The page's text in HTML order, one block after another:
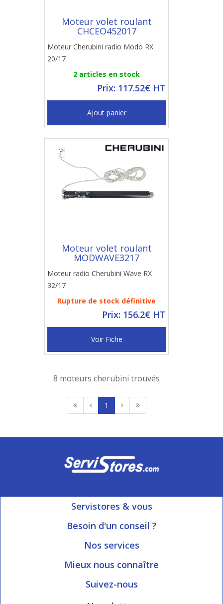
Moteur volet roulant
CHCEO452017
Moteur Cherubini radio Modo RX
20/17
2 articles en stock
Prix: 117.52€ HT
Ajout panier
Moteur volet roulant
MODWAVE3217
Moteur radio Cherubini Wave RX
32/17
Rupture de stock définitive
Prix: 156.2€ HT
Voir Fiche
8 moteurs cherubini trouvés
1
Servistores & vous
Mon compte
Besoin d'un conseil ?
Ouvert du Lundi au Vendredi
Nos services
Informations livraison
Blog Servistores
Plan du site
Mieux nous connaître
Qui sommes-nous?
Suivez-nous